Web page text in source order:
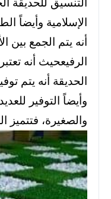
الإسلامية وأيضاً
أنه يتم الجمع بين
الرفيعحيث أنه
الحديقة أنه يتم
وأيضاً التوفير
والصغيرة، فتتميز